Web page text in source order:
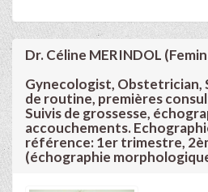
Dr. Céline MERINDOL
Gynecologist, Obstetrician,
de routine, premières
Suivis de grossesse,
accouchements.
référence: 1er trimestre,
(échographie